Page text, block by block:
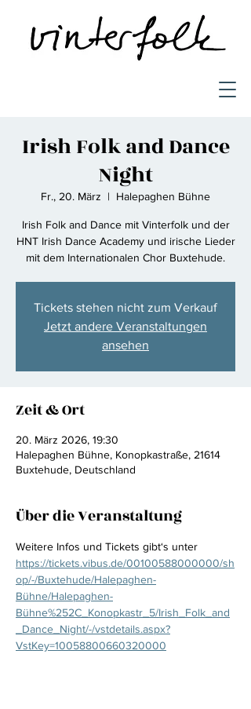
Irish Folk and Dance
Night
Fr., 20. März
  |
Halepaghen Bühne
Irish Folk and Dance mit Vinterfolk und der
HNT Irish Dance Academy und irische Lieder
mit dem Internationalen Chor Buxtehude.
Tickets stehen nicht zum Verkauf
Jetzt andere Veranstaltungen
ansehen
Zeit & Ort
20. März 2026, 19:30
Halepaghen Bühne, Konopkastraße, 21614
Buxtehude, Deutschland
Über die Veranstaltung
Weitere Infos und Tickets gibt‘s unter
https://tickets.vibus.de/00100588000000/sh
op/-/Buxtehude/Halepaghen-
Bühne/Halepaghen-
Bühne%252C_Konopkastr_5/Irish_Folk_and
_Dance_Night/-/vstdetails.aspx?
VstKey=10058800660320000